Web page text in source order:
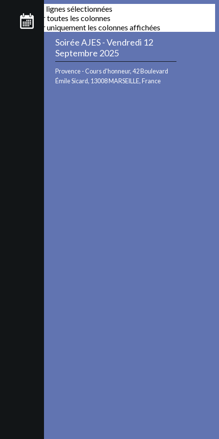
Exporter les lignes sélectionnées
Exporter toutes les colonnes
Exporter uniquement les colonnes affichées
Soirée AJES - Vendredi 12
Septembre 2025
Provence - Cours d'honneur, 42 Boulevard
Émile Sicard, 13008 MARSEILLE, France